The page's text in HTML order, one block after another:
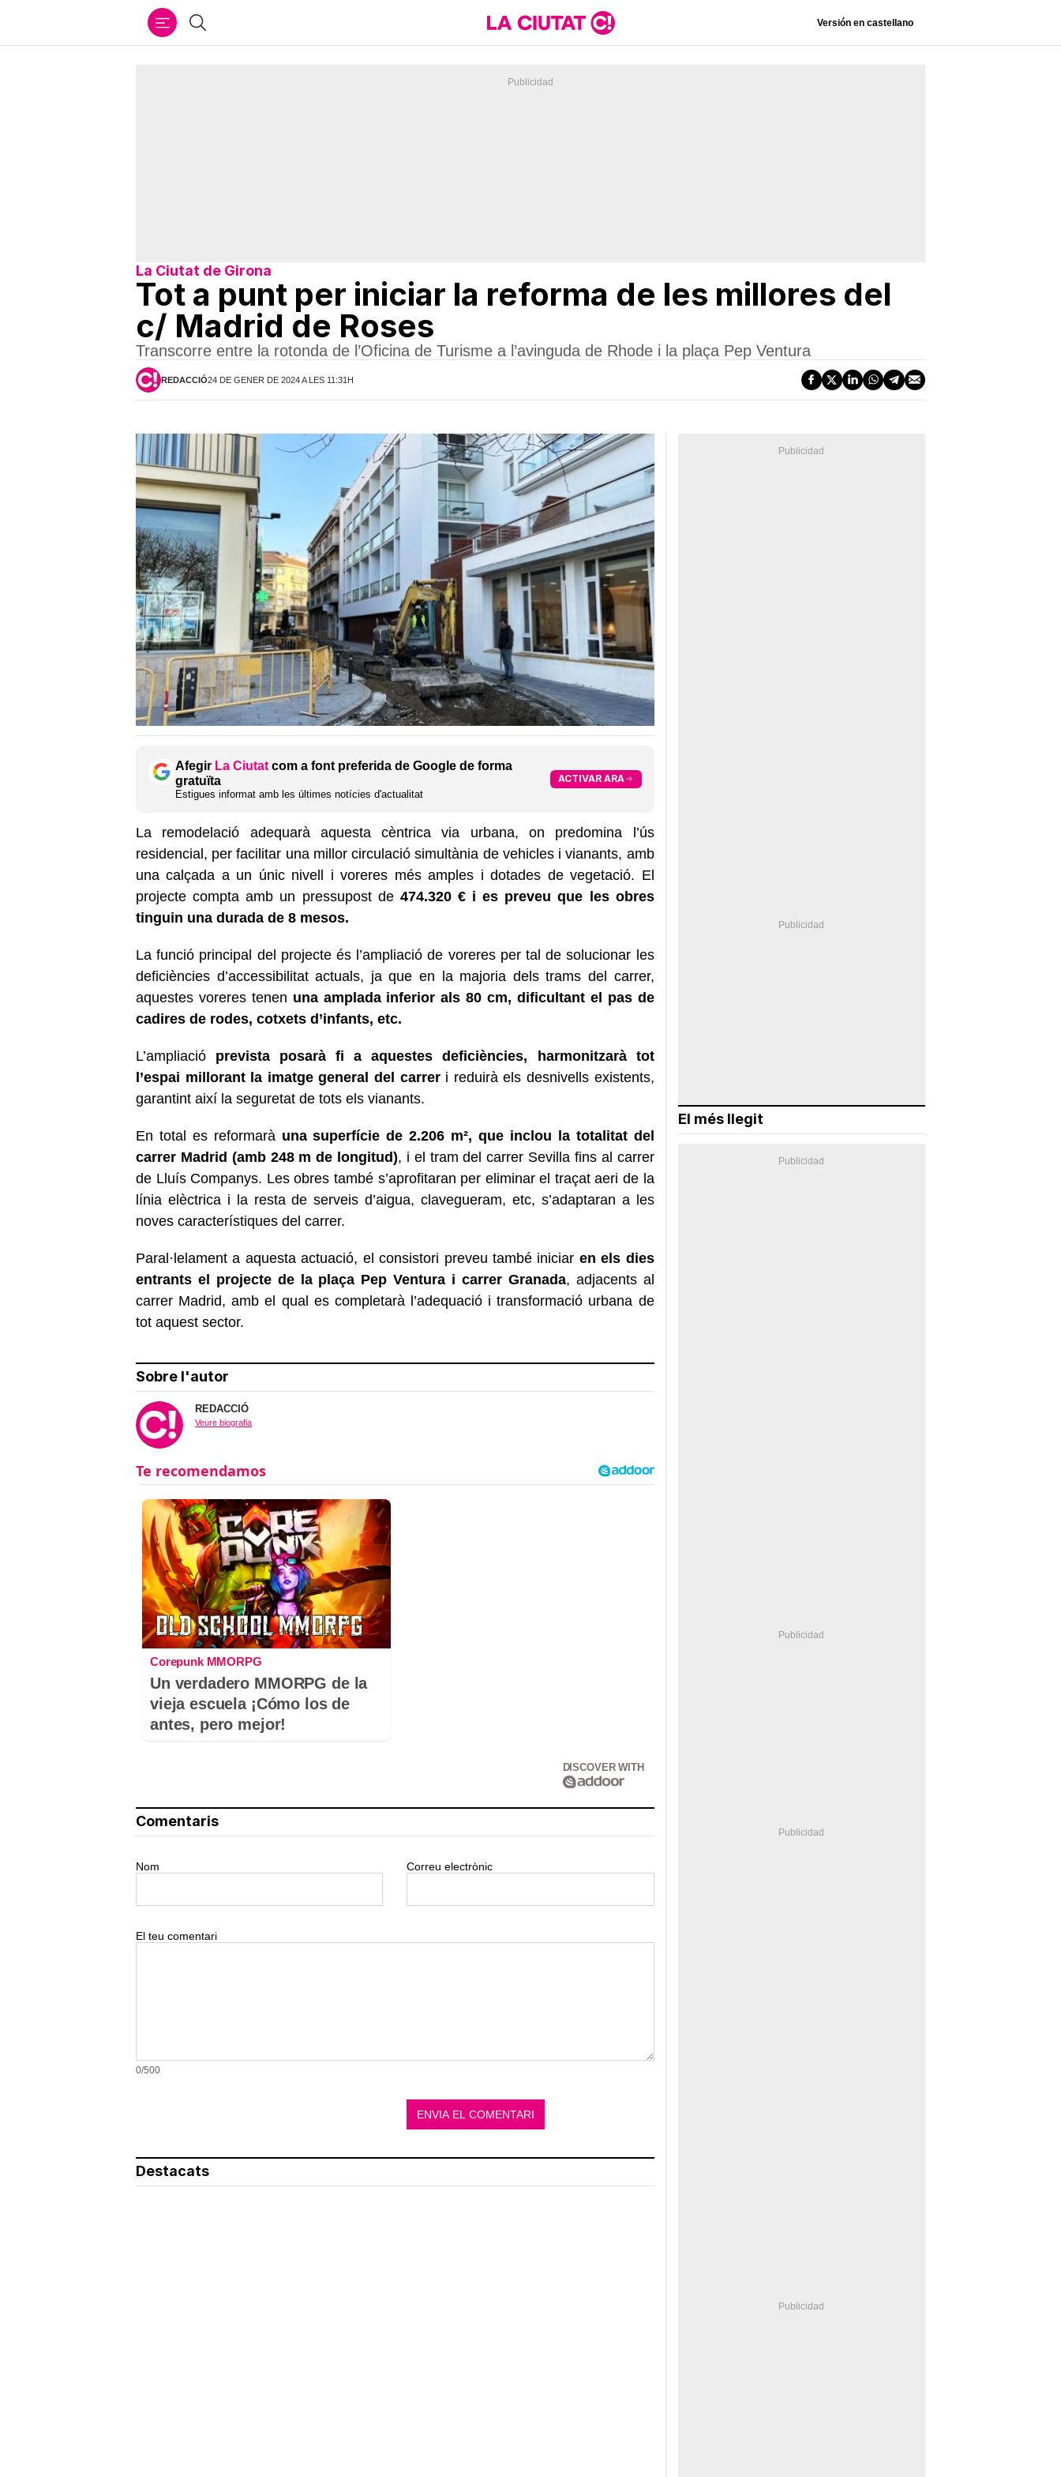
Cercar Versión en castellano
La Ciutat de Girona
Tot a punt per iniciar la reforma de les millores del
c/ Madrid de Roses
Transcorre entre la rotonda de l’Oficina de Turisme a l’avinguda de Rhode i la plaça Pep Ventura
REDACCIÓ24 DE GENER DE 2024 A LES 11:31H
Afegir La Ciutat com a font preferida de Google de forma
gratuïta
Estigues informat amb les últimes notícies d'actualitat
ACTIVAR ARA
La remodelació adequarà aquesta cèntrica via urbana, on predomina l’ús
residencial, per facilitar una millor circulació simultània de vehicles i vianants, amb
una calçada a un únic nivell i voreres més amples i dotades de vegetació. El
projecte compta amb un pressupost de 474.320 € i es preveu que les obres
tinguin una durada de 8 mesos.
La funció principal del projecte és l’ampliació de voreres per tal de solucionar les
deficiències d’accessibilitat actuals, ja que en la majoria dels trams del carrer,
aquestes voreres tenen una amplada inferior als 80 cm, dificultant el pas de
cadires de rodes, cotxets d’infants, etc.
L’ampliació prevista posarà fi a aquestes deficiències, harmonitzarà tot
l’espai millorant la imatge general del carreri reduirà els desnivells existents,
garantint així la seguretat de tots els vianants.
En total es reformarà una superfície de 2.206 m², que inclou la totalitat del
carrer Madrid (amb 248 m de longitud), i el tram del carrer Sevilla fins al carrer
de Lluís Companys. Les obres també s’aprofitaran per eliminar el traçat aeri de la
línia elèctrica i la resta de serveis d’aigua, clavegueram, etc, s’adaptaran a les
noves característiques del carrer.
Paral·lelament a aquesta actuació, el consistori preveu també iniciar en els dies
entrants el projecte de la plaça Pep Ventura i carrer Granada, adjacents al
carrer Madrid, amb el qual es completarà l’adequació i transformació urbana de
tot aquest sector.
Sobre l'autor
REDACCIÓ
Veure biografia
Corepunk MMORPG
Un verdadero MMORPG de la
vieja escuela ¡Cómo los de
antes, pero mejor!
DISCOVER WITH
Comentaris
Nom Correu electrònic
El teu comentari
0/500
Destacats
El més llegit